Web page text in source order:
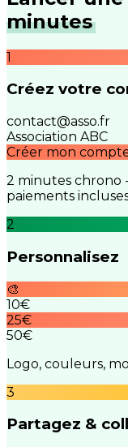
minutes
1
Créez votre
contact@asso.fr
Association ABC
Créer mon
2 minutes chrono
paiements
2
Personnalisez
🎨
10€
25€
50€
Logo, couleurs,
3
Partagez &